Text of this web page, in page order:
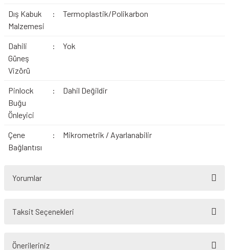
Dış Kabuk
Malzemesi
: Termoplastik/Polikarbon
Dahili
Güneş
Vizörü
: Yok
Pinlock
Buğu
Önleyici
: Dahil Değildir
Çene
Bağlantısı
: Mikrometrik / Ayarlanabilir
Yorumlar
Taksit Seçenekleri
Önerileriniz